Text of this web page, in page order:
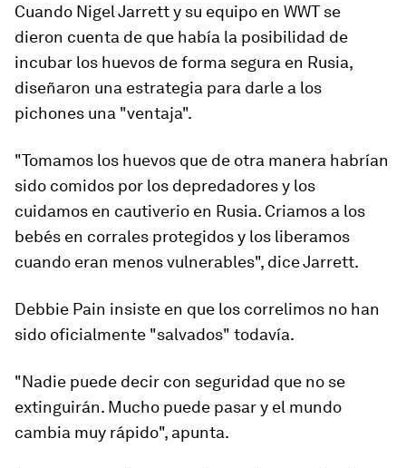
Cuando Nigel Jarrett y su equipo en WWT se
dieron cuenta de que había la posibilidad de
incubar los huevos de forma segura en Rusia,
diseñaron una estrategia para darle a los
pichones una "ventaja".
"Tomamos los huevos que de otra manera habrían
sido comidos por los depredadores y los
cuidamos en cautiverio en Rusia. Criamos a los
bebés en corrales protegidos y los liberamos
cuando eran menos vulnerables", dice Jarrett.
Debbie Pain insiste en que los correlimos no han
sido oficialmente "salvados" todavía.
"Nadie puede decir con seguridad que no se
extinguirán. Mucho puede pasar y el mundo
cambia muy rápido", apunta.